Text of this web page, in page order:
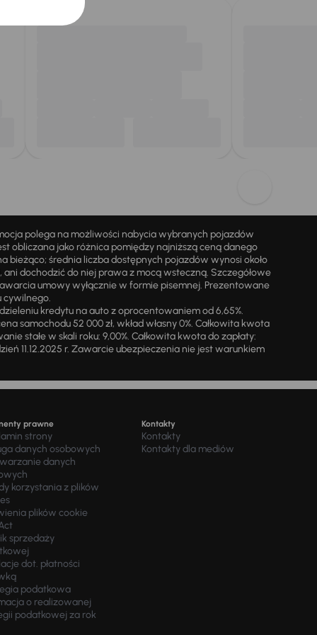
polega na możliwości nabycia wybranych pojazdów
obliczana jako różnica pomiędzy najniższą ceną danego
bieżąco; średnia liczba dostępnych pojazdów wynosi około
dochodzić do niej prawa z mocą wsteczną. Szczegółowe
umowy wyłącznie w formie pisemnej. Prezentowane
cywilnego.
kredytu na auto z oprocentowaniem od 6,65%.
samochodu 52 000 zł, wkład własny 0%. Całkowita kwota
stałe w skali roku: 9,00%. Całkowita kwota do zapłaty:
11.12.2025 r. Zawarcie ubezpieczenia nie jest warunkiem
prawne
strony
danych osobowych
danych
korzystania z plików
plików cookie
sprzedaży
dot. płatności
podatkowa
o realizowanej
podatkowej za rok
Kontakty
Kontakty
Kontakty dla mediów